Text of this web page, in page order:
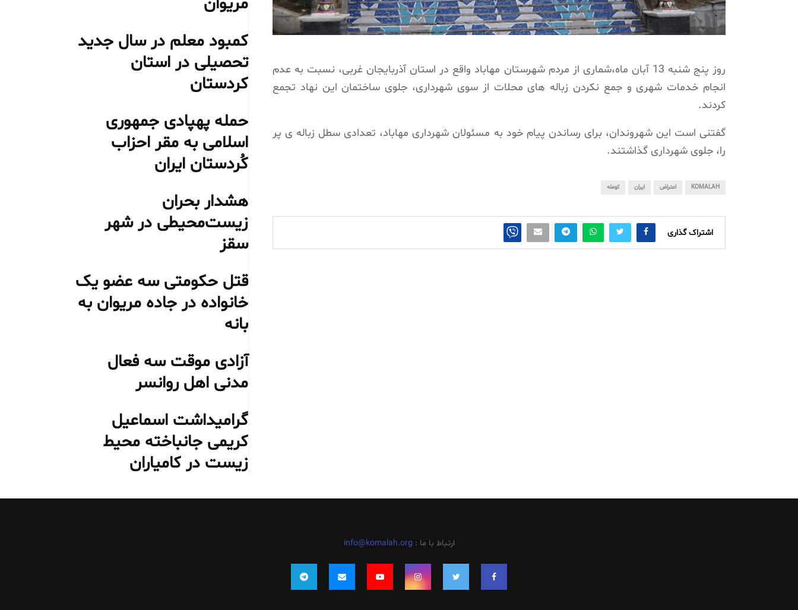
روز پنج شنبه 13 آبان ماه،شماری از مردم شهرستان مهاباد واقع در استان آذربایجان غربی، نسبت به عدم
انجام خدمات شهری و جمع نکردن زباله های محلات از سوی شهرداری، جلوی ساختمان این نهاد تجمع
کردند.
گفتنی است این شهروندان، برای رساندن پیام خود به مسئولان شهرداری مهاباد، تعدادی سطل زباله ی پر
را، جلوی شهرداری گذاشتند.
KOMALAH اعتراض ایران کومله
اشتراک گذاری
کمبود معلم در سال جدید
تحصیلی در استان
کردستان
حمله پهپادی جمهوری
اسلامی به مقر احزاب
کُردستان ایران
هشدار بحران
زیست‌محیطی در شهر
سقز
قتل حکومتی سه عضو یک
خانواده در جاده مریوان به
بانه
آزادی موقت سه فعال
مدنی اهل روانسر
گرامیداشت اسماعیل
کریمی جانباخته محیط‌
زیست در کامیاران
ارتباط با ما : info@komalah.org